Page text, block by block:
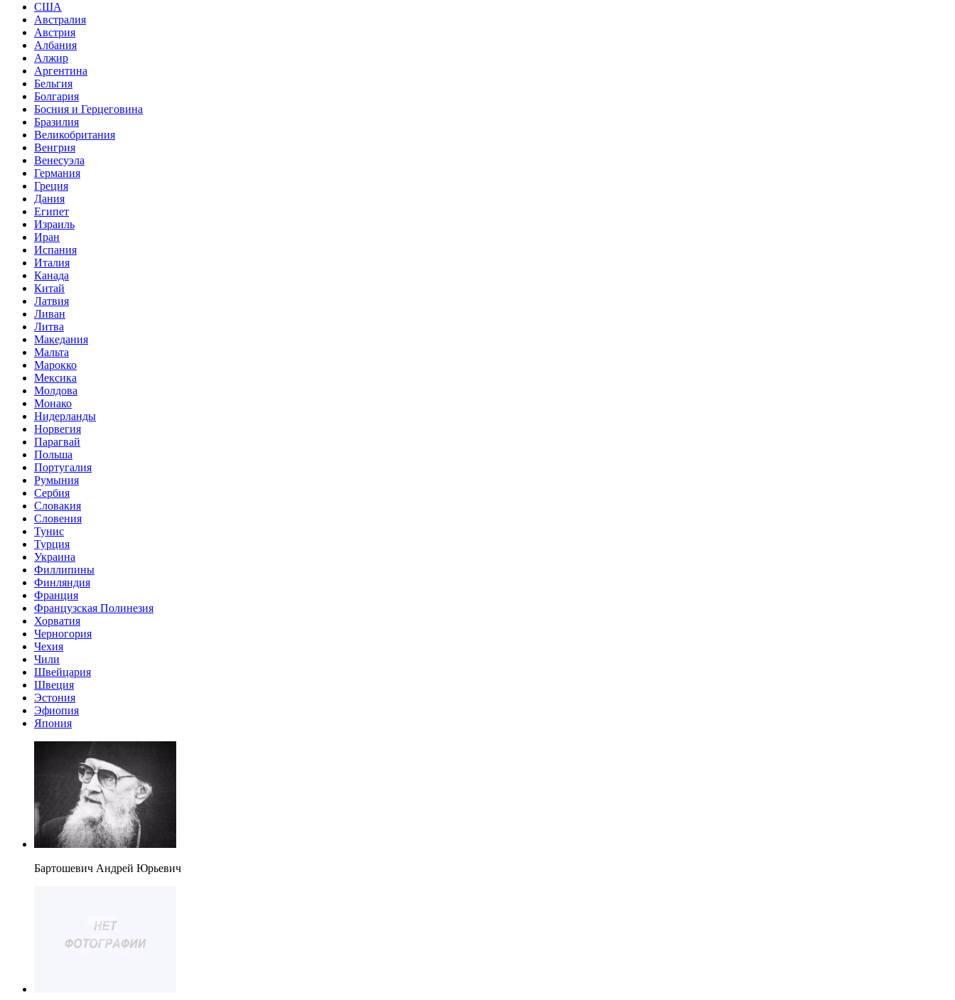
США
Австралия
Австрия
Албания
Алжир
Аргентина
Бельгия
Болгария
Босния и Герцеговина
Бразилия
Великобритания
Венгрия
Венесуэла
Германия
Греция
Дания
Египет
Израиль
Иран
Испания
Италия
Канада
Китай
Латвия
Ливан
Литва
Македания
Мальта
Марокко
Мексика
Молдова
Монако
Нидерланды
Норвегия
Парагвай
Польша
Португалия
Румыния
Сербия
Словакия
Словения
Тунис
Турция
Украина
Филлипины
Финляндия
Франция
Французская Полинезия
Хорватия
Черногория
Чехия
Чили
Швейцария
Швеция
Эстония
Эфиопия
Япония
Бартошевич Андрей Юрьевич